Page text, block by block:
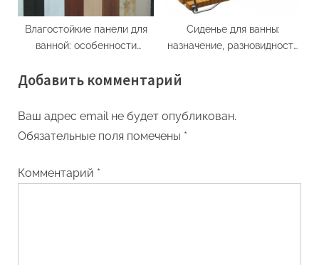
Влагостойкие панели для
ванной: особенности
Сиденье для ванны:
назначение, разновидности
Добавить комментарий
Ваш адрес email не будет опубликован.
Обязательные поля помечены *
Комментарий *